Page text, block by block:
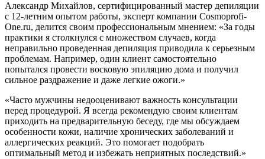
Александр Михайлов, сертифицированный мастер депиляции
с 12-летним опытом работы, эксперт компании Cosmoprofi-
One.ru, делится своим профессиональным мнением: «За годы
практики я столкнулся с множеством случаев, когда
неправильно проведенная депиляция приводила к серьезным
проблемам. Например, один клиент самостоятельно
попытался провести восковую эпиляцию дома и получил
сильное раздражение и даже легкие ожоги.»
«Часто мужчины недооценивают важность консультации
перед процедурой. Я всегда рекомендую своим клиентам
приходить на предварительную беседу, где мы обсуждаем
особенности кожи, наличие хронических заболеваний и
аллергических реакций. Это помогает подобрать
оптимальный метод и избежать неприятных последствий.»